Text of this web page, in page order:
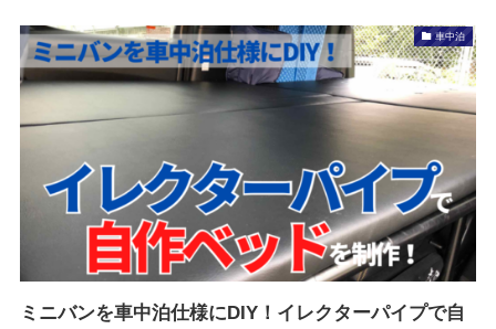
車中泊
ミニバンを車中泊仕様にDIY！イレクターパイプで自